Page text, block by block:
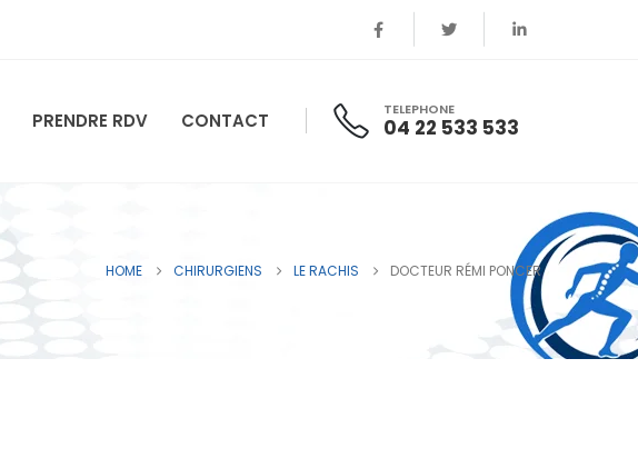
PRENDRE RDV CONTACT TELEPHONE
04 22 533 533
HOME CHIRURGIENS LE RACHIS DOCTEUR RÉMI PONCER